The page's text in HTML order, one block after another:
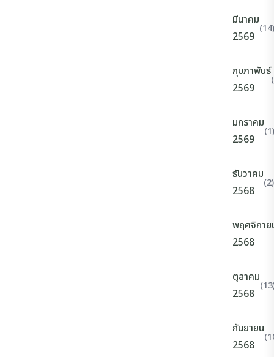
มีนาคม
2569
(14)
กุมภาพันธ์
2569
มกราคม
2569
(1)
ธันวาคม
2568
(2)
พฤศจิกาย
2568
ตุลาคม
2568
กันยายน
2568